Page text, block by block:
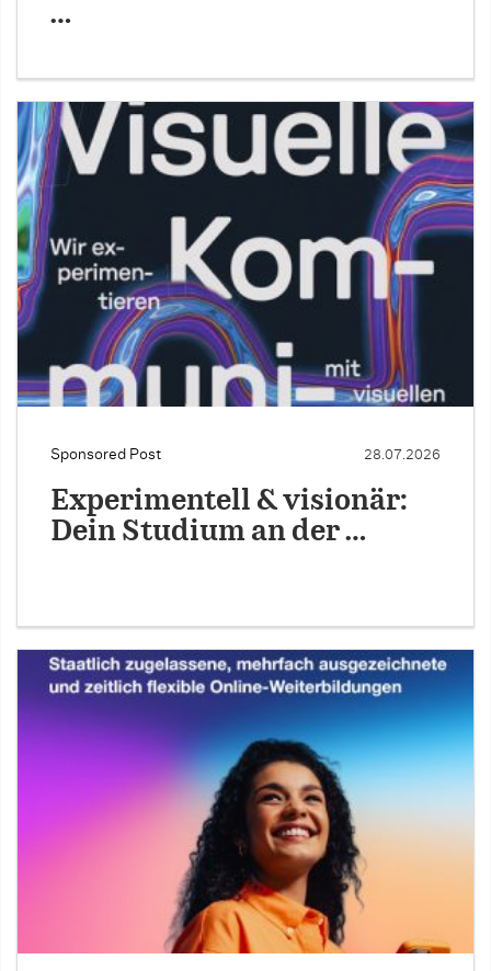
…
Sponsored Post 28.07.2026
Experimentell & visionär:
Dein Studium an der …